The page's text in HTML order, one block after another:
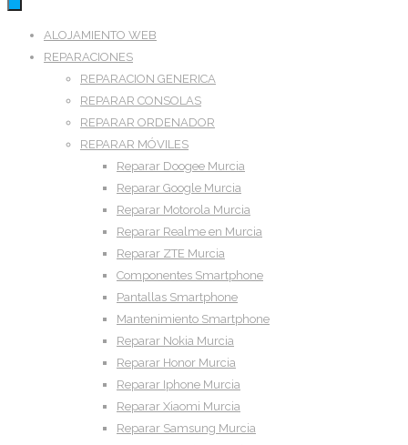
ALOJAMIENTO WEB
REPARACIONES
REPARACION GENERICA
REPARAR CONSOLAS
REPARAR ORDENADOR
REPARAR MÓVILES
Reparar Doogee Murcia
Reparar Google Murcia
Reparar Motorola Murcia
Reparar Realme en Murcia
Reparar ZTE Murcia
Componentes Smartphone
Pantallas Smartphone
Mantenimiento Smartphone
Reparar Nokia Murcia
Reparar Honor Murcia
Reparar Iphone Murcia
Reparar Xiaomi Murcia
Reparar Samsung Murcia